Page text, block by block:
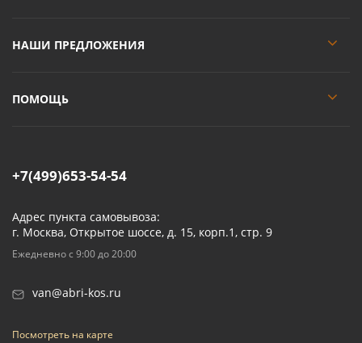
НАШИ ПРЕДЛОЖЕНИЯ
ПОМОЩЬ
+7(499)653-54-54
Адрес пункта самовывоза:
г. Москва, Открытое шоссе, д. 15, корп.1, стр. 9
Ежедневно с 9:00 до 20:00
van@abri-kos.ru
Посмотреть на карте